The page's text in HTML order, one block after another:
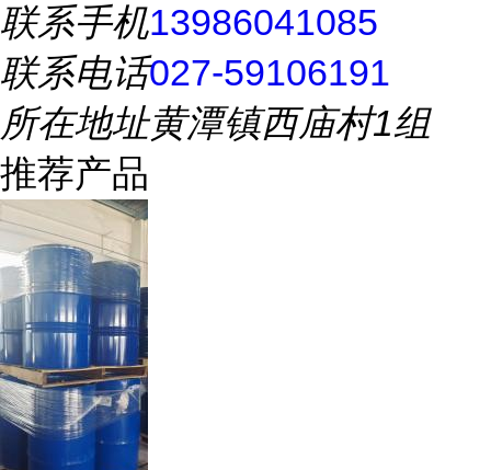
联系手机13986041085
联系电话027-59106191
所在地址黄潭镇西庙村1组
推荐产品